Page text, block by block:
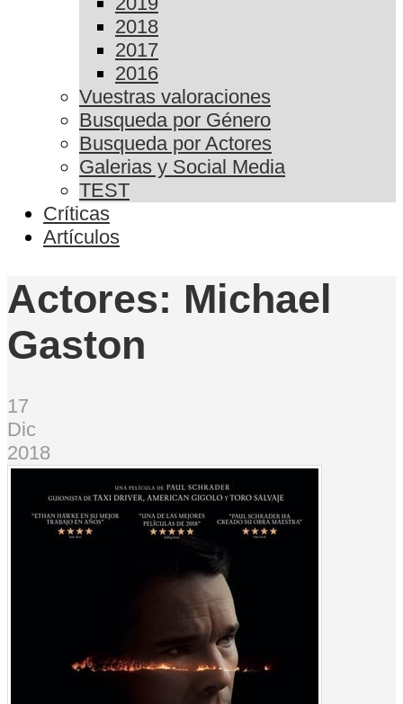
2018
2017
2016
Vuestras valoraciones
Busqueda por Género
Busqueda por Actores
Galerias y Social Media
TEST
Críticas
Artículos
Actores: Michael
Gaston
17
Dic
2018